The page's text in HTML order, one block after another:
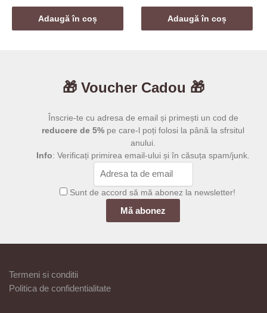
fost:
459,00 lei.
Adaugă în coș
inițial
a
fost:
curent
159,00
Adaugă în coș
🎁 Voucher Cadou 🎁
Înscrie-te cu adresa de email și primești un cod de
reducere de 5% pe care-l poți folosi la până la sfrsitul
anului.
Info: Verificați primirea email-ului și în căsuța spam/junk.
Sunt de accord să mă abonez la newsletter!
Termeni si conditii
Politica de confidentialitate